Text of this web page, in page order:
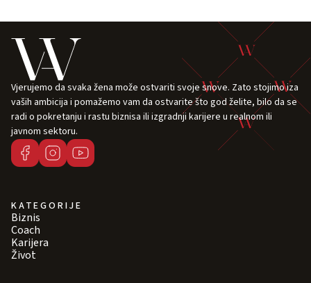
Vjerujemo da svaka žena može ostvariti svoje snove. Zato stojimo iza
vaših ambicija i pomažemo vam da ostvarite što god želite, bilo da se
radi o pokretanju i rastu biznisa ili izgradnji karijere u realnom ili
javnom sektoru.
KATEGORIJE
Biznis
Coach
Karijera
Život